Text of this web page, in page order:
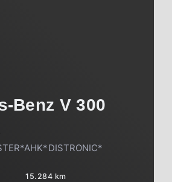
Benz V 300
15.284 km